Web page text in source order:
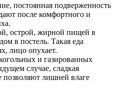
постоянная подверженность
после комфортного и
острой, жирной пищей в
в постель. Такая еда
лицо опухает.
и газированных
случае, сладкая
позволяют лишней влаге